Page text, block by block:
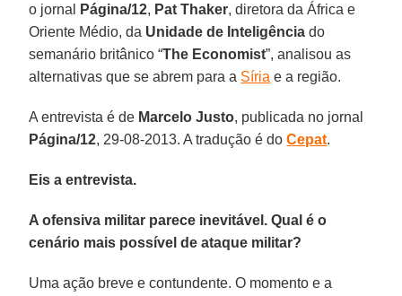
o jornal
Página/12, Pat Thaker, diretora da África e
Oriente Médio, da Unidade de Inteligência do
semanário britânico “The Economist”, analisou as
alternativas que se abrem para a Síria e a região.
A entrevista é de Marcelo Justo, publicada no jornal
Página/12, 29-08-2013. A tradução é doCepat.
Eis a entrevista.
A ofensiva militar parece inevitável. Qual é o
cenário mais possível de ataque militar?
Uma ação breve e contundente. O momento e a